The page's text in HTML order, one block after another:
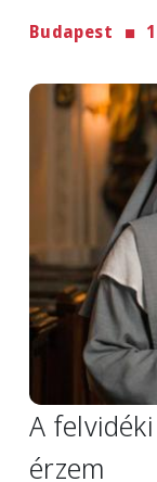
Budapest
Image
A
érzem